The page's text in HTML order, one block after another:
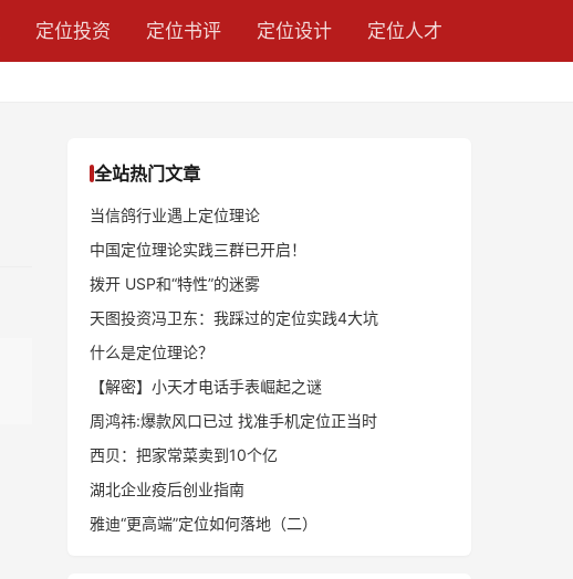
定位投资 定位书评 定位设计 定位人才
全站热门文章
当信鸽行业遇上定位理论
中国定位理论实践三群已开启！
拨开 USP和“特性”的迷雾
天图投资冯卫东：我踩过的定位实践4大坑
什么是定位理论？
【解密】小天才电话手表崛起之谜
周鸿祎:爆款风口已过 找准手机定位正当时
西贝：把家常菜卖到10个亿
湖北企业疫后创业指南
雅迪“更高端”定位如何落地（二）